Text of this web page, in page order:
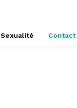
Sexualité Contact